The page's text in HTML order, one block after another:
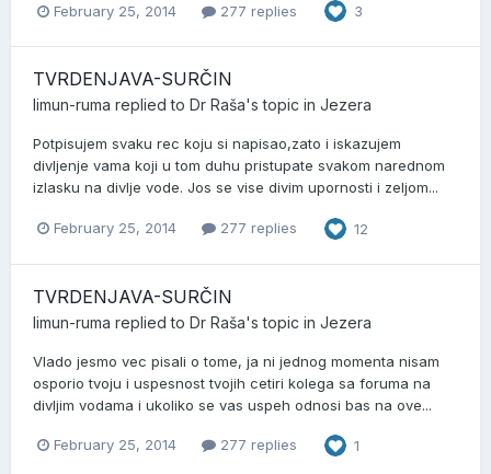
February 25, 2014 277 replies 3
TVRDENJAVA-SURČIN
limun-ruma replied to Dr Raša's topic in Jezera
Potpisujem svaku rec koju si napisao,zato i iskazujem
divljenje vama koji u tom duhu pristupate svakom narednom
izlasku na divlje vode. Jos se vise divim upornosti i zeljom...
February 25, 2014 277 replies 12
TVRDENJAVA-SURČIN
limun-ruma replied to Dr Raša's topic in Jezera
Vlado jesmo vec pisali o tome, ja ni jednog momenta nisam
osporio tvoju i uspesnost tvojih cetiri kolega sa foruma na
divljim vodama i ukoliko se vas uspeh odnosi bas na ove...
February 25, 2014 277 replies 1